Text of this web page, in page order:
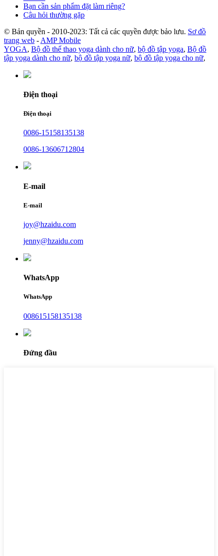
Bạn cần sản phẩm đặt làm riêng?
Câu hỏi thường gặp
© Bản quyền - 2010-2023: Tất cả các quyền được bảo lưu. Sơ đồ
trang web - AMP Mobile
YOGA, Bộ đồ thể thao yoga dành cho nữ, bộ đồ tập yoga, Bộ đồ
tập yoga dành cho nữ, bộ đồ tập yoga nữ, bộ đồ tập yoga cho nữ,
Điện thoại
Điện thoại
0086-15158135138
0086-13606712804
E-mail
E-mail
joy@hzaidu.com
jenny@hzaidu.com
WhatsApp
WhatsApp
008615158135138
Đứng đầu